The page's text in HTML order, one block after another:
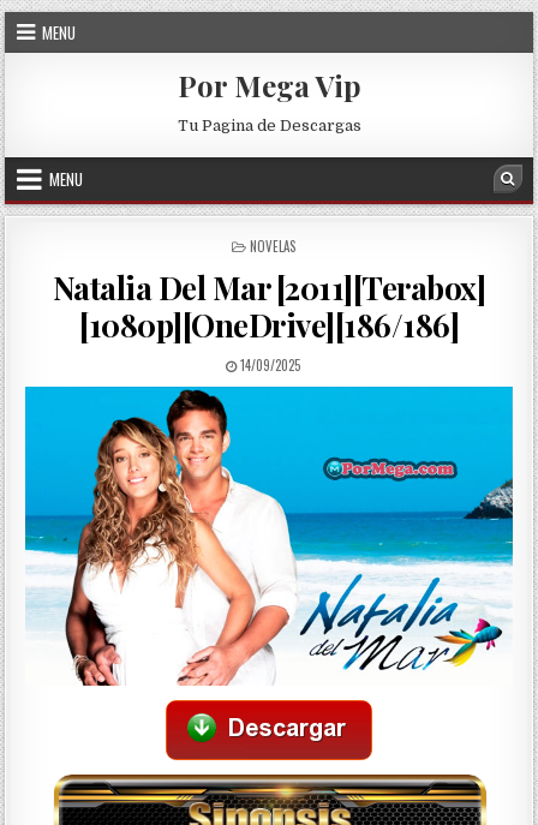
Skip to content
MENU
Por Mega Vip
Tu Pagina de Descargas
MENU
POSTED IN
NOVELAS
Natalia Del Mar [2011][Terabox]
[1080p][OneDrive][186/186]
PUBLISHED DATE:
14/09/2025